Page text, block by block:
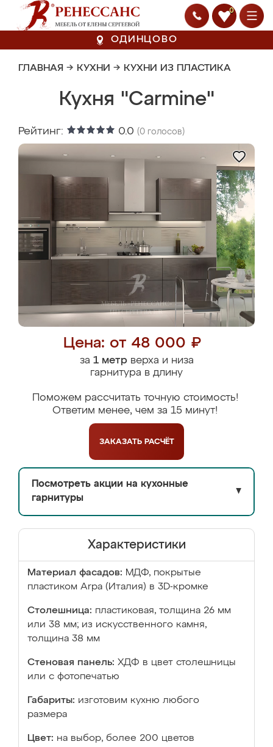
0
ОДИНЦОВО
ГЛАВНАЯ → КУХНИ → КУХНИ ИЗ ПЛАСТИКА
Кухня "Carmine"
Рейтинг: 0.0 (0 голосов)
Цена: от 48 000 ₽
за 1 метрверха и низа
гарнитура в длину
Поможем рассчитать точную стоимость!
Ответим менее, чем за 15 минут!
ЗАКАЗАТЬ РАСЧЁТ
Посмотреть акции на кухонные
гарнитуры
▼
Характеристики
Материал фасадов: МДФ, покрытые
пластиком Arpa (Италия) в 3D-кромке
Столешница: пластиковая, толщина 26 мм
или 38 мм; из искусственного камня,
толщина 38 мм
Стеновая панель: ХДФ в цвет столешницы
или с фотопечатью
Габариты: изготовим кухню любого
размера
Цвет: на выбор, более 200 цветов